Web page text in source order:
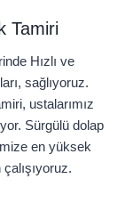
Tamiri
Hızlı ve
sağlıyoruz.
ustalarımız
Sürgülü dolap
en yüksek